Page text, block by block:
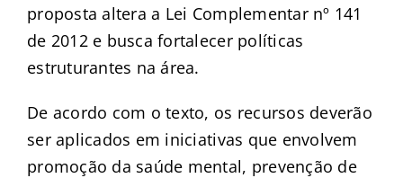
proposta altera a Lei Complementar nº 141
de 2012 e busca fortalecer políticas
estruturantes na área.
De acordo com o texto, os recursos deverão
ser aplicados em iniciativas que envolvem
promoção da saúde mental, prevenção de